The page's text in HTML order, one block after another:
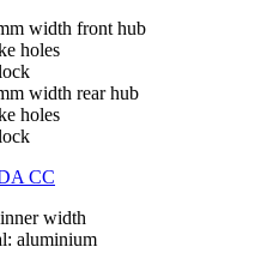
width front hub
holes
width rear hub
holes
CC
width
aluminium